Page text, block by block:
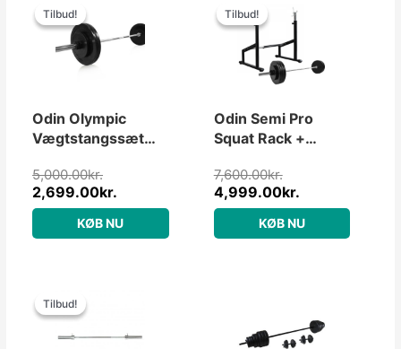
Tilbud!
Tilbud!
Odin Olympic
Vægtstangssæt
55kg
5,000.00kr.
pris
2,699.00kr.
pris
er:
KØB NU
Tilbud!
Tilbud!
Odin Semi Pro
Squat Rack +
Vægtstang
(100kg)
7,600.00kr.
oprindelige
pris
var:
7,600.00kr..
4,999.00kr.
4,999.00kr..
KØB NU
Tilbud!
Tilbud!
var:
er: